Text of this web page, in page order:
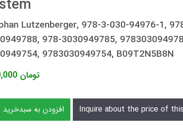
Lutzenberger, 978-3-030-94976-1,
978-3030949785,
9783030949754, B09T2N5B8N
تومان
افزودن به سبدخرید Inquire about the price of